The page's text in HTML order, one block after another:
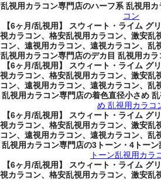
乱視用カラコン専門店のハーフ系 乱視用カ
コン
【6ヶ月/乱視用】 スウィート・ライム グ
視カラコン、格安乱視用カラコン、激安乱
コン、遠視用カラコン、遠視カラコン、乱
乱視用カラコン専門店のデカ目 乱視用カラ
【6ヶ月/乱視用】 スウィート・ライム グ
視カラコン、格安乱視用カラコン、激安乱
コン、遠視用カラコン、遠視カラコン、乱
乱視用カラコン専門店の着色直径小さめ
め 乱視用カラコ
【6ヶ月/乱視用】 スウィート・ライム グ
視カラコン、格安乱視用カラコン、激安乱
コン、遠視用カラコン、遠視カラコン、乱
乱視用カラコン専門店の3トーン・4トー
トーン乱視用カラ
【6ヶ月/乱視用】 スウィート・ライム グ
視カラコン、格安乱視用カラコン、激安乱